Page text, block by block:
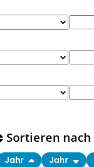
Sortieren nach
Jahr Jahr